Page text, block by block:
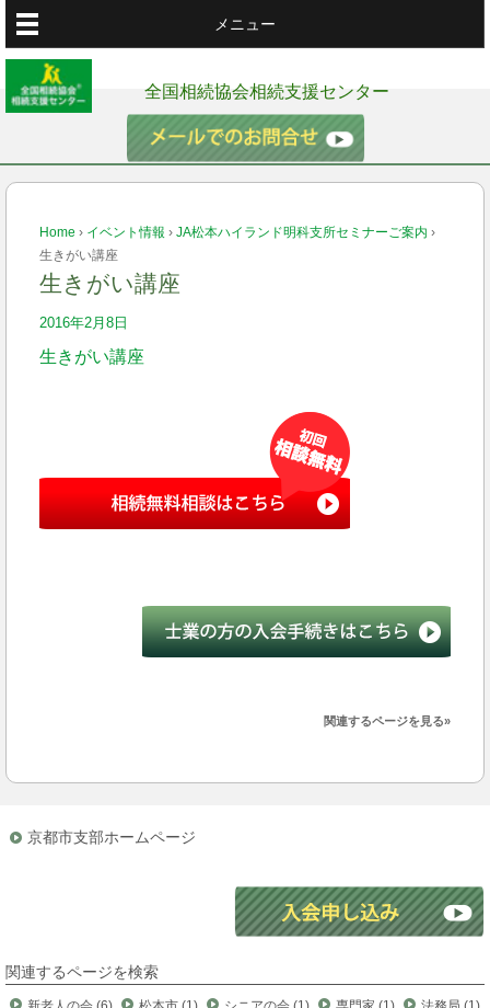
メニュー
全国相続協会相続支援センター
Home › イベント情報 › JA松本ハイランド明科支所セミナーご案内 ›
生きがい講座
生きがい講座
2016年2月8日
生きがい講座
関連するページを見る»
京都市支部ホームページ
関連するページを検索